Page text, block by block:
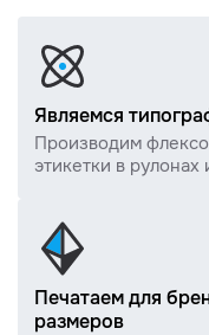
Являемся
Производим
этикетки в рулонах
Печатаем для
размеров